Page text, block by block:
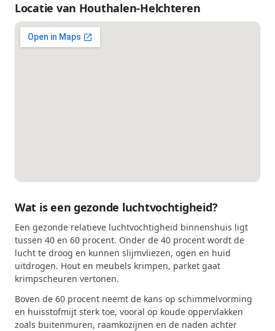
Locatie van Houthalen-Helchteren
Wat is een gezonde luchtvochtigheid?
Een gezonde relatieve luchtvochtigheid binnenshuis ligt
tussen 40 en 60 procent. Onder de 40 procent wordt de
lucht te droog en kunnen slijmvliezen, ogen en huid
uitdrogen. Hout en meubels krimpen, parket gaat
krimpscheuren vertonen.
Boven de 60 procent neemt de kans op schimmelvorming
en huisstofmijt sterk toe, vooral op koude oppervlakken
zoals buitenmuren, raamkozijnen en de naden achter